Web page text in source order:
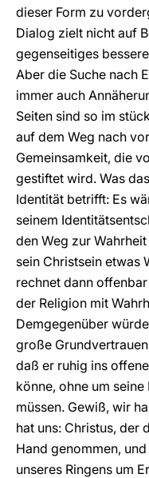
dieser Form zu
Dialog zielt nicht auf
gegenseitiges
Aber die Suche nach
immer auch
Seiten sind so im
auf dem Weg nach
Gemeinsamkeit, die
gestiftet wird. Was
Identität betrifft: Es
seinem
den Weg zur
sein Christsein etwas
rechnet dann
der Religion mit
Demgegenüber
große
daß er ruhig ins
könne, ohne um
müssen. Gewiß, wir
hat uns: Christus, der
Hand genommen,
unseres Ringens um